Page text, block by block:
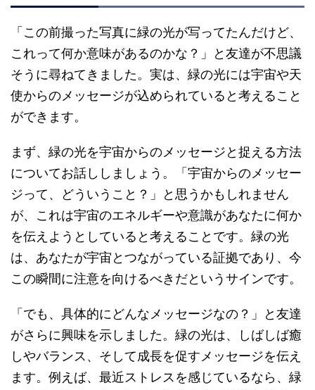
「この前撮った写真に緑の光が写ってたんだけど、
これって何か意味があるのかな？」と友達が不思議
そうに尋ねてきました。実は、緑の光には宇宙や天
使からのメッセージが込められていると考えること
ができます。
まず、緑の光を宇宙からのメッセージと捉える方法
についてお話ししましょう。「宇宙からのメッセー
ジって、どういうこと？」と思うかもしれません
が、これは宇宙のエネルギーや意識があなたに何か
を伝えようとしていると考えることです。緑の光
は、あなたが宇宙とつながっている証拠であり、今
この瞬間に注意を向けるべきだというサインです。
「でも、具体的にどんなメッセージなの？」と友達
がさらに興味を示しました。緑の光は、しばしば癒
しやバランス、そして成長を促すメッセージを伝え
ます。例えば、最近ストレスを感じているなら、緑